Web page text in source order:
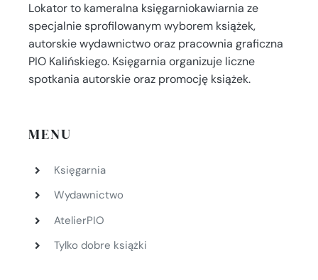
Lokator to kameralna księgarniokawiarnia ze
specjalnie sprofilowanym wyborem książek,
autorskie wydawnictwo oraz pracownia graficzna
PIO Kalińskiego. Księgarnia organizuje liczne
spotkania autorskie oraz promocję książek.
MENU
Księgarnia
Wydawnictwo
AtelierPIO
Tylko dobre książki